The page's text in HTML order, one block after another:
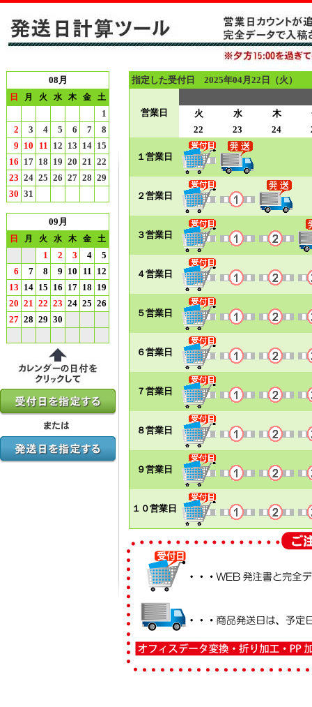
08月
日 月 火 水 木 金 土
1
2
3 4 5 6 7
8
9 10 11 12 13 14 15
16 17 18 19 20 21 22
23 24 25 26 27 28 29
30 31
09月
日 月 火 水 木 金 土
1 2 3 4
5
6
7 8 9 10 11 12
13 14 15 16 17 18 19
20 21 22 23 24 25 26
27 28 29 30
指定した受付日 2025年04月22日（火）
営業日 火 水 木
22
23 24
１営業日
２営業日
３営業日
４営業日
５営業日
６営業日
７営業日
８営業日
９営業日
１０営業日